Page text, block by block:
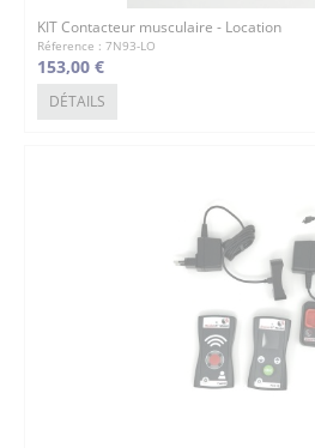
KIT Contacteur musculaire - Location
Réference : 7N93-LO
153,00 €
DÉTAILS